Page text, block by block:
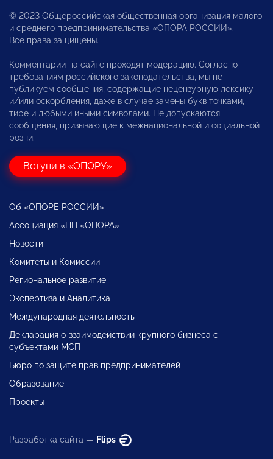
© 2023 Общероссийская общественная организация малого
и среднего предпринимательства «ОПОРА РОССИИ».
Все права защищены.
Комментарии на сайте проходят модерацию. Согласно
требованиям российского законодательства, мы не
публикуем сообщения, содержащие нецензурную лексику
и/или оскорбления, даже в случае замены букв точками,
тире и любыми иными символами. Не допускаются
сообщения, призывающие к межнациональной и социальной
розни.
Вступи в «ОПОРУ»
Об «ОПОРЕ РОССИИ»
Ассоциация «НП «ОПОРА»
Новости
Комитеты и Комиссии
Региональное развитие
Экспертиза и Аналитика
Международная деятельность
Декларация о взаимодействии крупного бизнеса с
субъектами МСП
Бюро по защите прав предпринимателей
Образование
Проекты
Разработка сайта — Flips